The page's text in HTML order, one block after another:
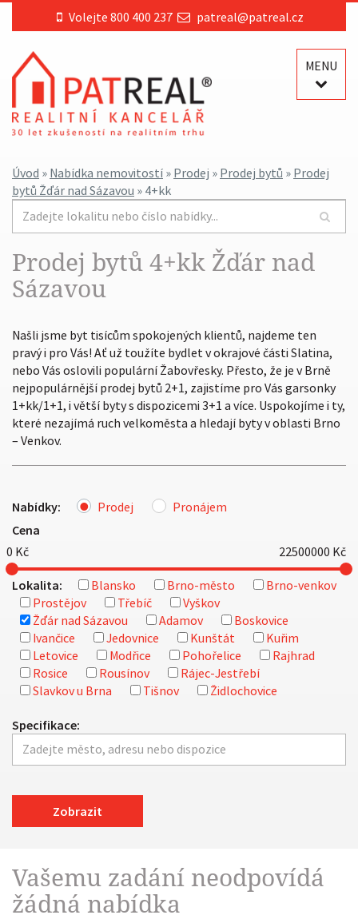
Volejte 800 400 237 patreal@patreal.cz
MENU
Úvod » Nabídka nemovitostí » Prodej » Prodej bytů » Prodej
bytů Žďár nad Sázavou » 4+kk
Prodej bytů 4+kk Žďár nad
Sázavou
Našli jsme byt tisícům spokojených klientů, najdeme ten
pravý i pro Vás! Ať už toužíte bydlet v okrajové části Slatina,
nebo Vás oslovili populární Žabovřesky. Přesto, že je v Brně
nejpopulárnější prodej bytů 2+1, zajistíme pro Vás garsonky
1+kk/1+1, i větší byty s dispozicemi 3+1 a více. Uspokojíme i ty,
které nezajímá ruch velkoměsta a hledají byty v oblasti Brno
– Venkov.
Nabídky: Prodej
Pronájem
Cena
0 Kč 22500000 Kč
Lokalita: Blansko Brno-město
Brno-venkov
Prostějov
Třebíč
Vyškov
Žďár nad Sázavou
Adamov
Boskovice
Ivančice
Jedovnice Kunštát
Kuřim
Letovice
Modřice Pohořelice
Rajhrad
Rosice
Rousínov
Rájec-Jestřebí
Slavkov u Brna
Tišnov Židlochovice
Specifikace:
Zobrazit
Vašemu zadání neodpovídá
žádná nabídka